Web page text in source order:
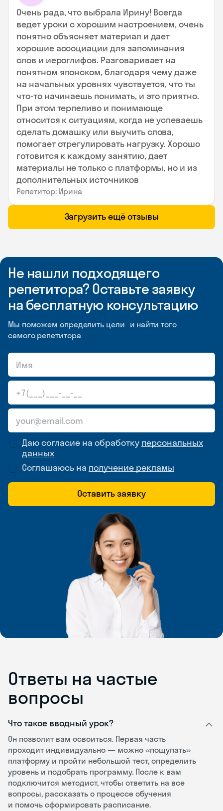
Очень рада, что выбрала Ирину! Всегда
ведет уроки с хорошим настроением, очень
понятно объясняет материал и дает
хорошие ассоциации для запоминания
слов и иероглифов. Разговаривает на
понятном японском, благодаря чему даже
на начальных уровнях чувствуется, что ты
что-то начинаешь понимать, и это приятно.
При этом терпеливо и понимающе
относится к ситуациям, когда не успеваешь
сделать домашку или выучить слова,
помогает отрегулировать нагрузку. Хорошо
готовится к каждому занятию, дает
материалы не только с платформы, но и из
дополнительных источников
Репетитор: Ирина
Загрузить ещё отзывы
Не нашли подходящего
репетитора? Оставьте заявку
на бесплатную консультацию
Мы поможем определить цели и найти того
самого репетитора
Даю согласие на обработку персональных
данных
Соглашаюсь на получение рекламы
Оставить заявку
Ответы на частые
вопросы
Что такое вводный урок?
Он позволит вам освоиться. Первая часть
проходит индивидуально — можно «пощупать»
платформу и пройти небольшой тест, определить
уровень и подобрать программу. После к вам
подключится методист, чтобы ответить на все
вопросы, рассказать о процессе обучения
и помочь сформировать расписание.